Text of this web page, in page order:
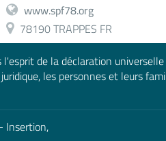
www.spf78.org
78190 TRAPPES FR
l'esprit de la déclaration
les personnes et leurs
Insertion,